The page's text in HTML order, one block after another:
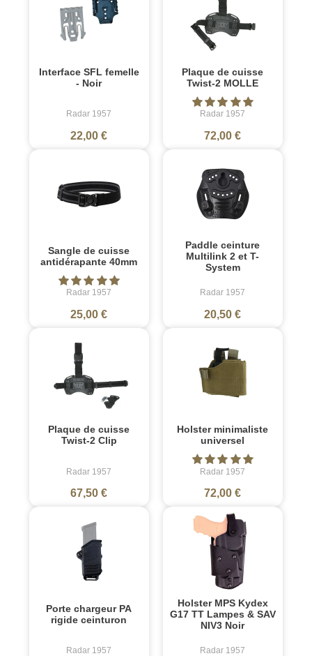
Interface SFL femelle
- Noir
Radar 1957
22,00 €
Plaque de cuisse
Twist-2 MOLLE
Radar 1957
72,00 €
Sangle de cuisse
antidérapante 40mm
Radar 1957
25,00 €
Paddle ceinture
Multilink 2 et T-
System
Radar 1957
20,50 €
Plaque de cuisse
Twist-2 Clip
Radar 1957
67,50 €
Holster minimaliste
universel
Radar 1957
72,00 €
Porte chargeur PA
rigide ceinturon
Radar 1957
Holster MPS Kydex
G17 TT Lampes & SAV
NIV3 Noir
Radar 1957